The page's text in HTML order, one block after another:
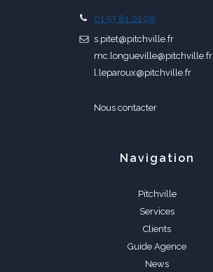
01 53 81 01 98
s.pitet@pitchville.fr
mc.longueville@pitchville.fr
l.leparoux@pitchville.fr
Nous contacter
Navigation
Pitchville
Services
Clients
Guide Agence
News